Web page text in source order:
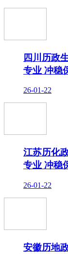
四川历政
专业 冲稳
26-01-22
江苏历化
专业 冲稳
26-01-22
安徽历地